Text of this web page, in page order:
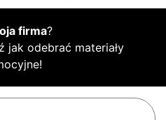
firma?
jak odebrać materiały